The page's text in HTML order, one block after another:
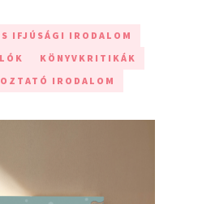
IFJÚSÁGI IRODALOM
KÖNYVKRITIKÁK
IRODALOM